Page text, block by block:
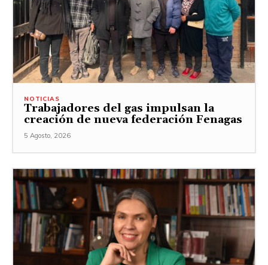
NOTICIAS
Trabajadores del gas impulsan la
creación de nueva federación Fenagas
5 Agosto, 2026